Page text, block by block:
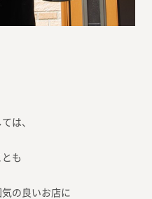
は、
も
の良いお店に